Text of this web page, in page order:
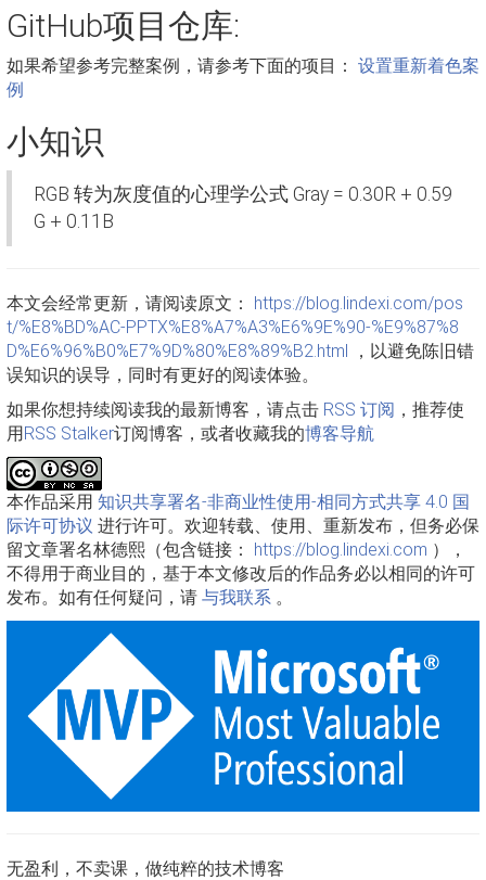
GitHub项目仓库:
如果希望参考完整案例，请参考下面的项目： 设置重新着色案
例
小知识
RGB 转为灰度值的心理学公式 Gray = 0.30R + 0.59
G + 0.11B
本文会经常更新，请阅读原文： https://blog.lindexi.com/pos
t/%E8%BD%AC-PPTX%E8%A7%A3%E6%9E%90-%E9%87%8
D%E6%96%B0%E7%9D%80%E8%89%B2.html ，以避免陈旧错
误知识的误导，同时有更好的阅读体验。
如果你想持续阅读我的最新博客，请点击 RSS 订阅 ，推荐使
用RSS Stalker订阅博客，或者收藏我的博客导航
本作品采用 知识共享署名-非商业性使用-相同方式共享 4.0 国
际许可协议 进行许可。欢迎转载、使用、重新发布，但务必保
留文章署名林德熙（包含链接： https://blog.lindexi.com ），
不得用于商业目的，基于本文修改后的作品务必以相同的许可
发布。如有任何疑问，请 与我联系 。
无盈利，不卖课，做纯粹的技术博客